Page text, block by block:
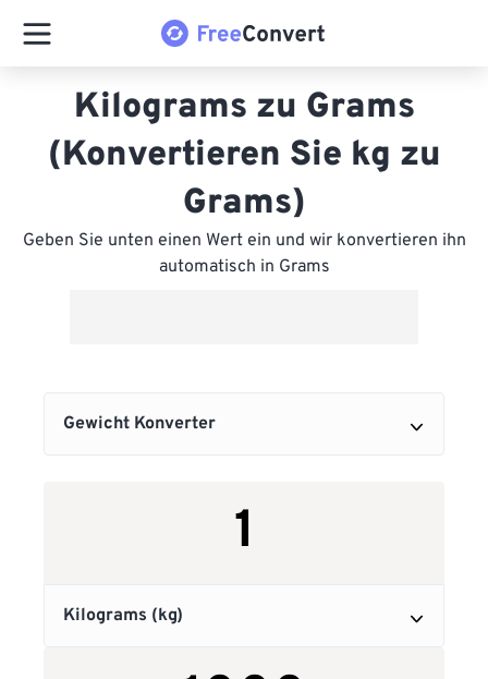
Kilograms zu Grams
(Konvertieren Sie kg zu
Grams)
Geben Sie unten einen Wert ein und wir konvertieren ihn
automatisch in Grams